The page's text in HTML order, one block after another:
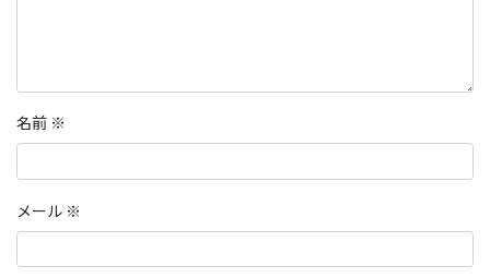
名前 ※
メール ※